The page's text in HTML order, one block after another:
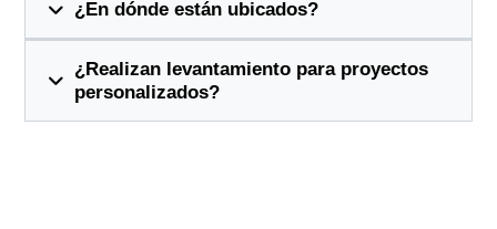
¿En dónde están ubicados?
¿Realizan levantamiento para proyectos
personalizados?